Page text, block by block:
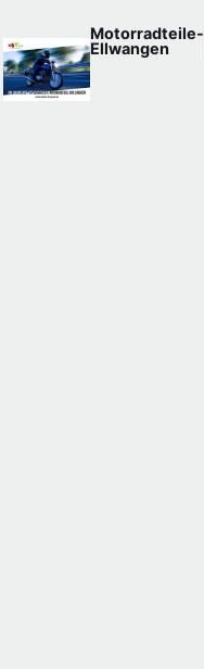
Motorradteile-
Ellwangen